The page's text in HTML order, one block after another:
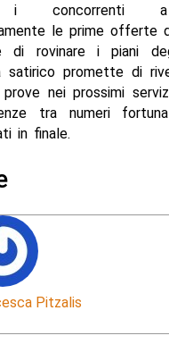
i concorrenti a
le prime offerte
di rovinare i piani
satirico promette di
nei prossimi
tra numeri
in finale.
Pitzalis